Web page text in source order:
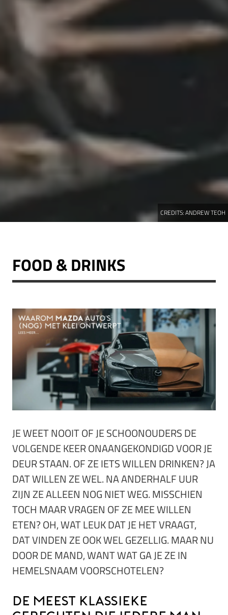
CREDITS:ANDREW TEOH
FOOD & DRINKS
JE WEET NOOIT OF JE SCHOONOUDERS DE
VOLGENDE KEER ONAANGEKONDIGD VOOR JE
DEUR STAAN. OF ZE IETS WILLEN DRINKEN? JA
DAT WILLEN ZE WEL. NA ANDERHALF UUR
ZIJN ZE ALLEEN NOG NIET WEG. MISSCHIEN
TOCH MAAR VRAGEN OF ZE MEE WILLEN
ETEN? OH, WAT LEUK DAT JE HET VRAAGT,
DAT VINDEN ZE OOK WEL GEZELLIG. MAAR NU
DOOR DE MAND, WANT WAT GA JE ZE IN
HEMELSNAAM VOORSCHOTELEN?
De meest klassieke